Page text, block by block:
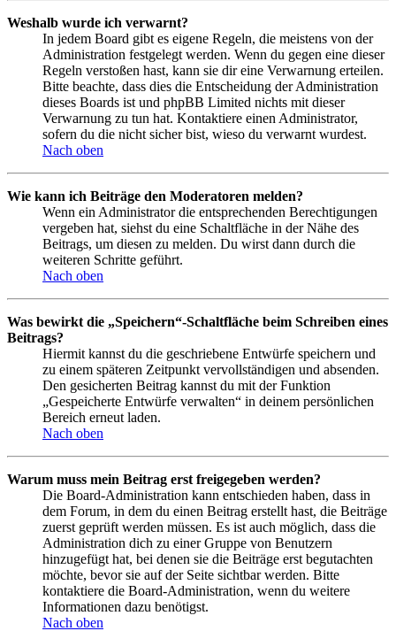
Weshalb wurde ich verwarnt?
In jedem Board gibt es eigene Regeln, die meistens von der
Administration festgelegt werden. Wenn du gegen eine dieser
Regeln verstoßen hast, kann sie dir eine Verwarnung erteilen.
Bitte beachte, dass dies die Entscheidung der Administration
dieses Boards ist und phpBB Limited nichts mit dieser
Verwarnung zu tun hat. Kontaktiere einen Administrator,
sofern du die nicht sicher bist, wieso du verwarnt wurdest.
Nach oben
Wie kann ich Beiträge den Moderatoren melden?
Wenn ein Administrator die entsprechenden Berechtigungen
vergeben hat, siehst du eine Schaltfläche in der Nähe des
Beitrags, um diesen zu melden. Du wirst dann durch die
weiteren Schritte geführt.
Nach oben
Was bewirkt die „Speichern“-Schaltfläche beim Schreiben eines
Beitrags?
Hiermit kannst du die geschriebene Entwürfe speichern und
zu einem späteren Zeitpunkt vervollständigen und absenden.
Den gesicherten Beitrag kannst du mit der Funktion
„Gespeicherte Entwürfe verwalten“ in deinem persönlichen
Bereich erneut laden.
Nach oben
Warum muss mein Beitrag erst freigegeben werden?
Die Board-Administration kann entschieden haben, dass in
dem Forum, in dem du einen Beitrag erstellt hast, die Beiträge
zuerst geprüft werden müssen. Es ist auch möglich, dass die
Administration dich zu einer Gruppe von Benutzern
hinzugefügt hat, bei denen sie die Beiträge erst begutachten
möchte, bevor sie auf der Seite sichtbar werden. Bitte
kontaktiere die Board-Administration, wenn du weitere
Informationen dazu benötigst.
Nach oben